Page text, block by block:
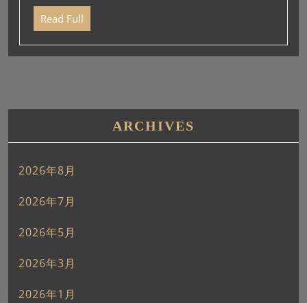
ー
ヤRead Full
ARCHIVES
2026年8月
2026年7月
2026年5月
2026年3月
2026年1月